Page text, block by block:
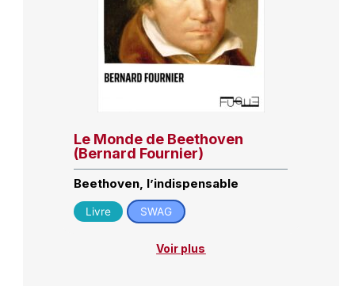
Le Monde de Beethoven
(Bernard Fournier)
Beethoven, l’indispensable
Livre SWAG
Voir plus